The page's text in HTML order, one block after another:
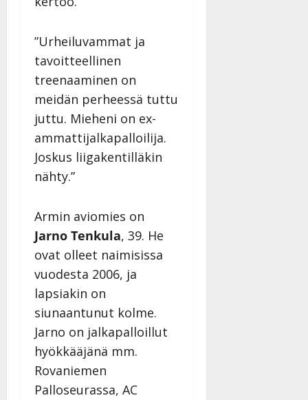
”Urheiluvammat ja
tavoitteellinen
treenaaminen on
meidän perheessä tuttu
juttu. Mieheni on ex-
ammattijalkapalloilija.
Joskus liigakentilläkin
nähty.”
Armin aviomies on
Jarno Tenkula, 39. He
ovat olleet naimisissa
vuodesta 2006, ja
lapsiakin on
siunaantunut kolme.
Jarno on jalkapalloillut
hyökkääjänä mm.
Rovaniemen
Palloseurassa, AC